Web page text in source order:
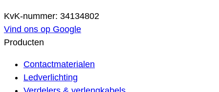
KvK-nummer: 34134802
Vind ons op Google
Producten
Contactmaterialen
Ledverlichting